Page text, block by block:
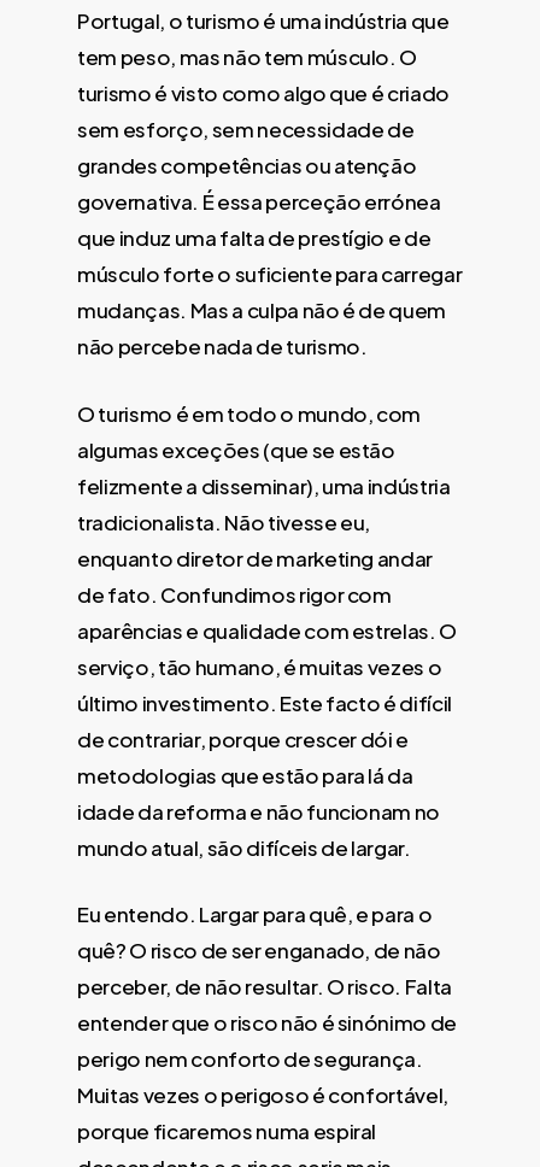
Portugal, o turismo é uma indústria que
tem peso, mas não tem músculo. O
turismo é visto como algo que é criado
sem esforço, sem necessidade de
grandes competências ou atenção
governativa. É essa perceção errónea
que induz uma falta de prestígio e de
músculo forte o suficiente para carregar
mudanças. Mas a culpa não é de quem
não percebe nada de turismo.
O turismo é em todo o mundo, com
algumas exceções (que se estão
felizmente a disseminar), uma indústria
tradicionalista. Não tivesse eu,
enquanto diretor de marketing andar
de fato. Confundimos rigor com
aparências e qualidade com estrelas. O
serviço, tão humano, é muitas vezes o
último investimento. Este facto é difícil
de contrariar, porque crescer dói e
metodologias que estão para lá da
idade da reforma e não funcionam no
mundo atual, são difíceis de largar.
Eu entendo. Largar para quê, e para o
quê? O risco de ser enganado, de não
perceber, de não resultar. O risco. Falta
entender que o risco não é sinónimo de
perigo nem conforto de segurança.
Muitas vezes o perigoso é confortável,
porque ficaremos numa espiral